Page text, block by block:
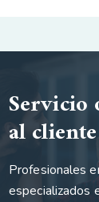
Servicio
al cliente
Profesionales
especializados